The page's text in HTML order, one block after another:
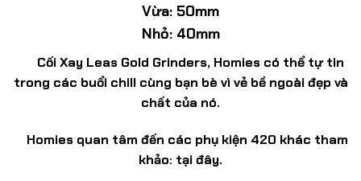
Vừa: 50mm
Nhỏ: 40mm
Cối Xay Leas Gold Grinders, Homies có thể tự tin
trong các buổi chill cùng bạn bè vì vẻ bề ngoài đẹp và
chất của nó.
Homies quan tâm đến các phụ kiện 420 khác tham
khảo: tại đây.